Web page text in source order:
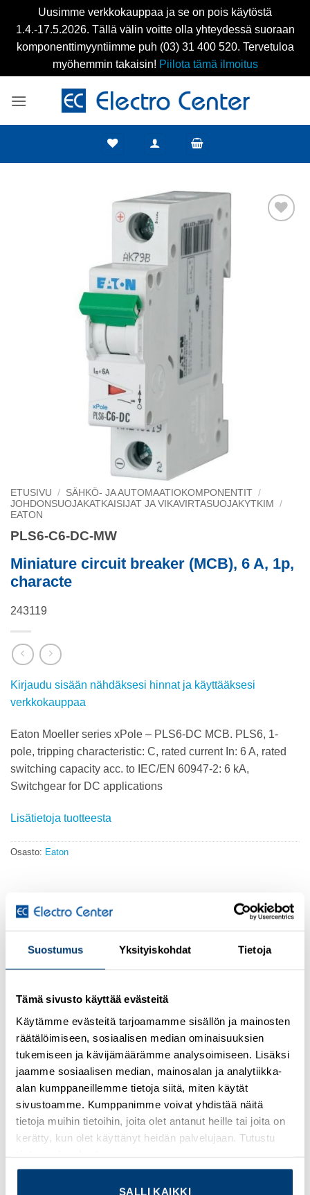
Suostumus Yksityiskohdat Tietoja
Tämä sivusto käyttää evästeitä
Käytämme evästeitä tarjoamamme sisällön ja mainosten
räätälöimiseen, sosiaalisen median ominaisuuksien
tukemiseen ja kävijämäärämme analysoimiseen. Lisäksi
jaamme sosiaalisen median, mainosalan ja analytiikka-
alan kumppaneillemme tietoja siitä, miten käytät
sivustoamme. Kumppanimme voivat yhdistää näitä
tietoja muihin tietoihin, joita olet antanut heille tai joita on
kerätty, kun olet käyttänyt heidän palvelujaan. Tutustu
SALLI KAIKKI
Uusimme verkkokauppaa ja se on pois käytöstä
1.4.-17.5.2026. Tällä välin voitte olla yhteydessä suoraan
komponenttimyyntiimme puh (03) 31 400 520. Tervetuloa
myöhemmin takaisin! Piilota tämä ilmoitus
ETUSIVU / SÄHKÖ- JA AUTOMAATIOKOMPONENTIT /
JOHDONSUOJAKATKAISIJAT JA VIKAVIRTASUOJAKYTKIM
/
EATON
PLS6-C6-DC-MW
Miniature circuit breaker (MCB), 6 A, 1p,
characte
243119
Kirjaudu sisään nähdäksesi hinnat ja käyttääksesi
verkkokauppaa
Eaton Moeller series xPole – PLS6-DC MCB. PLS6, 1-
pole, tripping characteristic: C, rated current In: 6 A, rated
switching capacity acc. to IEC/EN 60947-2: 6 kA,
Switchgear for DC applications
Lisätietoja tuotteesta
Osasto: Eaton
KUVAUS
GENERAL SPECIFICATIONS
PRODUCT NAME
Eaton Moeller series xPole – PLS6-DC MCB
CATALOG NUMBER
243119
4015082431198
PRODUCT LENGTH/DEPTH